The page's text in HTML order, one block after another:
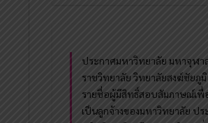
ประกาศมหาวิทยาลัย มหาจุฬา
ราชวิทยาลัย วิทยาลัยสงฆ์ชัยภูมิ
รายชื่อผู้มีสิทธิ์สอบสัมภาษณ์เพื่
เป็นลูกจ้างของมหาวิทยาลัย ปร